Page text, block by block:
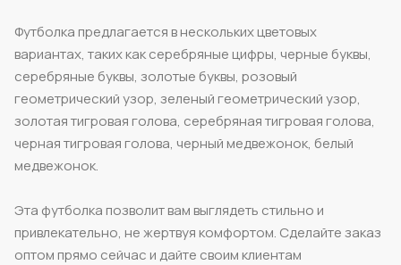
Футболка предлагается в нескольких цветовых
вариантах, таких как серебряные цифры, черные буквы,
серебряные буквы, золотые буквы, розовый
геометрический узор, зеленый геометрический узор,
золотая тигровая голова, серебряная тигровая голова,
черная тигровая голова, черный медвежонок, белый
медвежонок.
Эта футболка позволит вам выглядеть стильно и
привлекательно, не жертвуя комфортом. Сделайте заказ
оптом прямо сейчас и дайте своим клиентам